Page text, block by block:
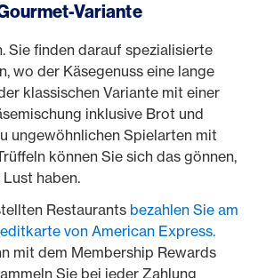
Variante
Sie finden darauf spezialisierte
wo der Käsegenuss eine lange
klassischen Variante mit einer
inklusive Brot und
ungewöhnlichen Spielarten mit
können Sie sich das gönnen,
haben.
Restaurants bezahlen Sie am
von American Express.
mit dem Membership Rewards
Sie bei jeder Zahlung